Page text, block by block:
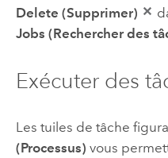
Delete (Supprimer)
Jobs (Rechercher des
Exécuter des
Les tuiles de tâche
(Processus) vous